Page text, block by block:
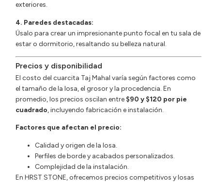
exteriores.
4. Paredes destacadas:
Úsalo para crear un impresionante punto focal en tu sala de
estar o dormitorio, resaltando su belleza natural.
Precios y disponibilidad
El costo del cuarcita Taj Mahal varía según factores como
el tamaño de la losa, el grosor y la procedencia. En
promedio, los precios oscilan entre $90 y $120 por pie
cuadrado, incluyendo fabricación e instalación.
Factores que afectan el precio:
Calidad y origen de la losa.
Perfiles de borde y acabados personalizados.
Complejidad de la instalación.
En HRST STONE, ofrecemos precios competitivos y losas